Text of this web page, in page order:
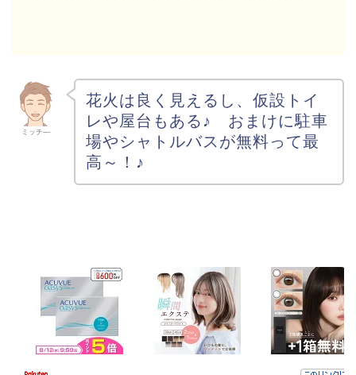
ミッチ―
花火は良く見えるし、仮設トイ
レや屋台もある♪ おまけに駐車
場やシャトルバスが無料って最
高～！♪